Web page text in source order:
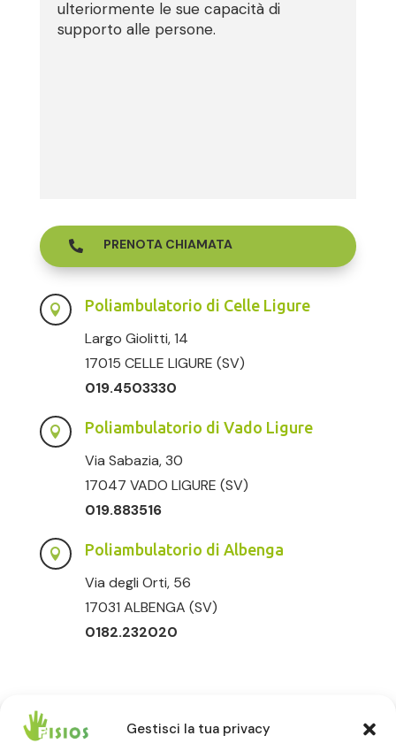
Gestisci la tua privacy
ulteriormente le sue capacità di
supporto alle persone.
 PRENOTA CHIAMATA
 Poliambulatorio di Celle Ligure
Largo Giolitti, 14
17015 CELLE LIGURE (SV)
019.4503330
 Poliambulatorio di Vado Ligure
Via Sabazia, 30
17047 VADO LIGURE (SV)
019.883516
 Poliambulatorio di Albenga
Via degli Orti, 56
17031 ALBENGA (SV)
0182.232020